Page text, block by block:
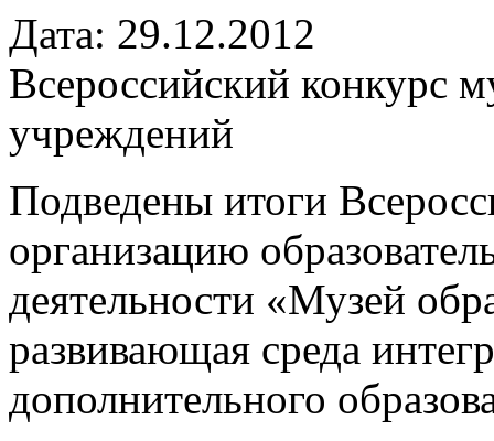
Дата: 29.12.2012
Всероссийский конкурс
учреждений
Подведены итоги
организацию
деятельности «Музей
развивающая среда
дополнительного